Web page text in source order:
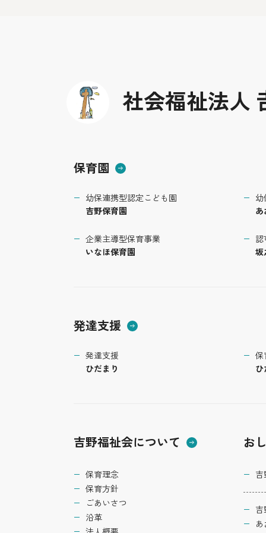
社会福祉法人
保育園
幼保連携型認定こども園
吉野保育園
幼
あ
企業主導型保育事業
いなほ保育園
認
坂
発達支援
発達支援
ひだまり
保
ひ
吉野福祉会について
保育理念
保育方針
ごあいさつ
沿革
お
吉
吉